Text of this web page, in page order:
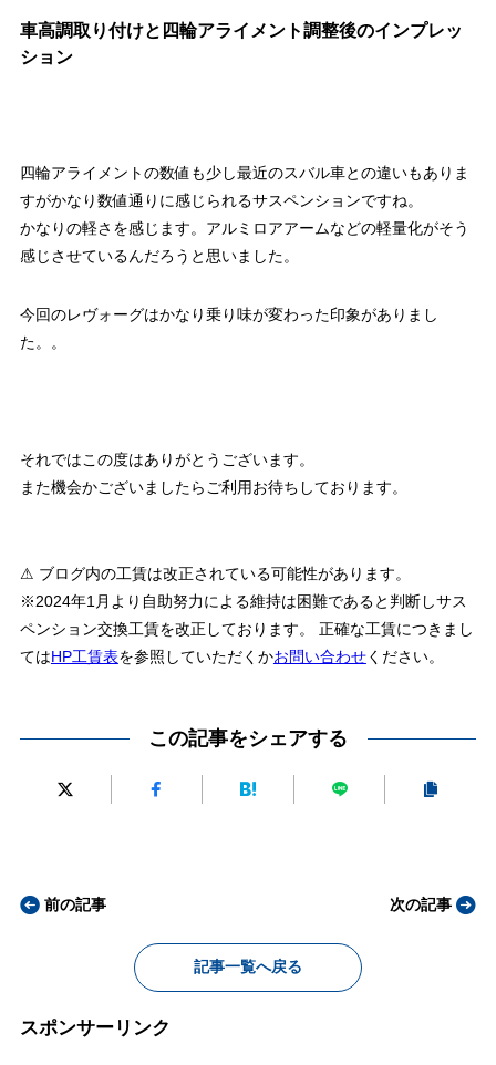
車高調取り付けと四輪アライメント調整後のインプレッ
ション
四輪アライメントの数値も少し最近のスバル車との違いもありま
すがかなり数値通りに感じられるサスペンションですね。
かなりの軽さを感じます。アルミロアアームなどの軽量化がそう
感じさせているんだろうと思いました。
今回のレヴォーグはかなり乗り味が変わった印象がありまし
た。。
それではこの度はありがとうございます。
また機会かございましたらご利用お待ちしております。
⚠ ブログ内の工賃は改正されている可能性があります。
※2024年1月より自助努力による維持は困難であると判断しサス
ペンション交換工賃を改正しております。 正確な工賃につきまし
てはHP工賃表を参照していただくかお問い合わせください。
この記事をシェアする
前の記事
記事一覧へ戻る
次の記事
スポンサーリンク